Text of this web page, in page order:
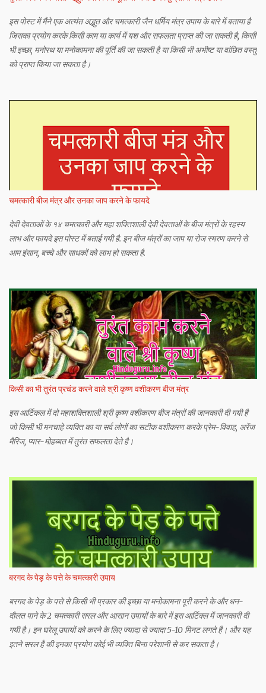
इस पोस्ट में मैंने एक अत्यंत अद्भुत और चमत्कारी जैन धर्मिय मंत्र उपाय के बारे में बताया है
जिसका प्रयोग करके किसी काम या कार्य में यश और सफलता प्राप्त की जा सकती है, किसी
भी इच्छा, मनोरथ या मनोकामना की पूर्ति की जा सकती है या किसी भी अभीष्ट या वांछित वस्तु
को प्राप्त किया जा सकता है।
चमत्कारी बीज मंत्र और उनका जाप करने के फायदे
देवी देवताओं के १४ चमत्कारी और महा शक्तिशाली देवी देवताओं के बीज मंत्रों के रहस्य
लाभ और फायदे इस पोस्ट में बताई गयी है. इन बीज मंत्रों का जाप या रोज स्मरण करने से
आम इंसान, बच्चे और साधकों को लाभ हो सकता है.
किसी का भी तुरंत प्रचंड करने वाले श्री कृष्ण वशीकरण बीज मंत्र
इस आर्टिकल में दो महाशक्तिशाली श्री कृष्ण वशीकरण बीज मंत्रों की जानकारी दी गयी है
जो किसी भी मनचाहे व्यक्ति का या सर्व लोगों का सटीक वशीकरण करके प्रेम-विवाह, अरेंज
मैरिज, प्यार-मोहब्बत में तुरंत सफलता देते है।
बरगद के पेड़ के पत्ते के चमत्कारी उपाय
बरगद के पेड़ के पत्ते से किसी भी प्रकार की इच्छा या मनोकामना पूरी करने के और धन-
दौलत पाने के 2 चमत्कारी सरल और आसान उपायों के बारे में इस आर्टिक्ल में जानकारी दी
गयी है। इन घरेलू उपायों को करने के लिए ज्यादा से ज्यादा 5-10 मिनट लगते है। और यह
इतने सरल है की इनका प्रयोग कोई भी व्यक्ति बिना परेशानी से कर सकता है।